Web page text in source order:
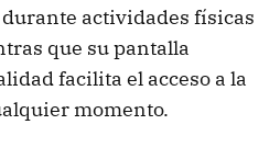
actividades físicas
que su pantalla
facilita el acceso a la
momento.